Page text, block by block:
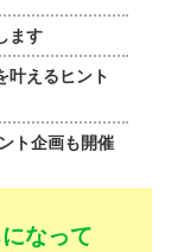
ます
叶えるヒント
ト企画も開催
なって